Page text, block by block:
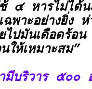
๔ หารไม่ได้น
พาะอย่างยิ่ง ห่
ไปมันเดือดร้อน
ให้เหมาะสม”
ามีบริวาร ๕๐๐